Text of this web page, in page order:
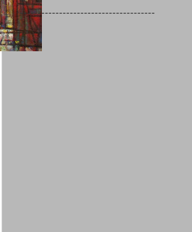
--------------------------------------